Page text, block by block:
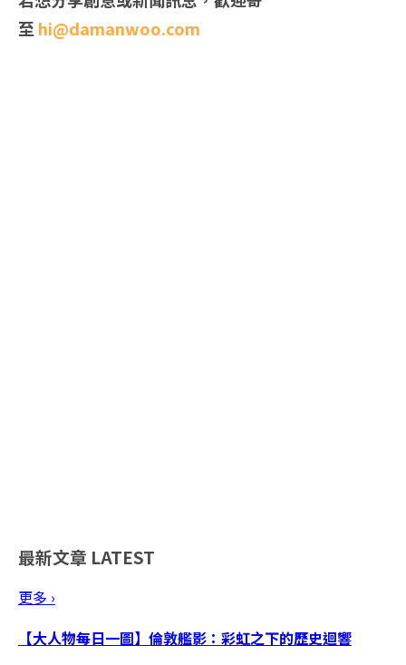
至hi@damanwoo.com
最新文章 LATEST
更多 ›
【大人物每日一圖】倫敦艦影：彩虹之下的歷史迴響